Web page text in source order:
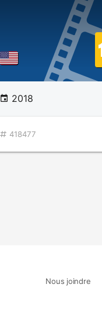
2018
418477
Nous joindre